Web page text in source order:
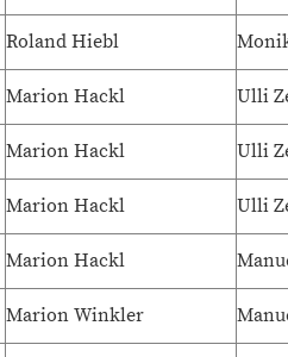
Roland Hiebl
Marion Hackl Ulli
Marion Hackl Ulli
Marion Hackl Ulli
Marion Hackl
Marion Winkler